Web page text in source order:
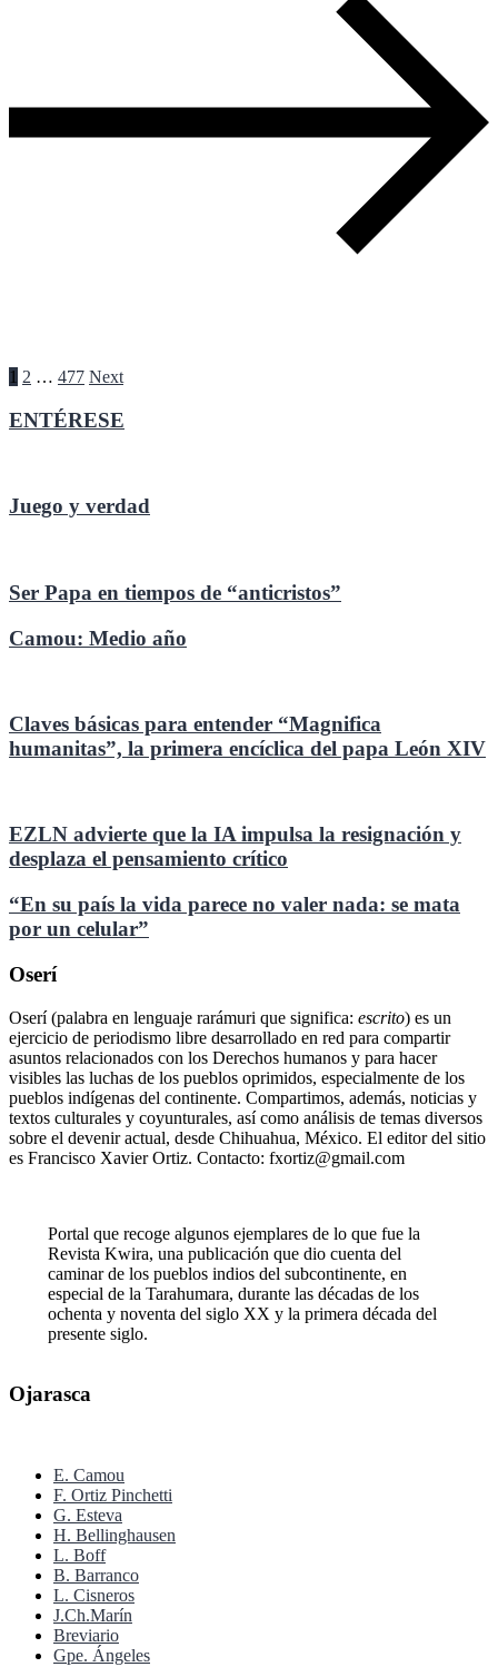
Paginación
de
1 2 … 477 Next
ENTÉRESE
Juego y verdad
Ser Papa en tiempos de “anticristos”
Camou: Medio año
Claves básicas para entender “Magnifica
humanitas”, la primera encíclica del papa León XIV
EZLN advierte que la IA impulsa la resignación y
desplaza el pensamiento crítico
“En su país la vida parece no valer nada: se mata
por un celular”
Oserí
Oserí (palabra en lenguaje rarámuri que significa: escrito) es un
ejercicio de periodismo libre desarrollado en red para compartir
asuntos relacionados con los Derechos humanos y para hacer
visibles las luchas de los pueblos oprimidos, especialmente de los
pueblos indígenas del continente. Compartimos, además, noticias y
textos culturales y coyunturales, así como análisis de temas diversos
sobre el devenir actual, desde Chihuahua, México. El editor del sitio
es Francisco Xavier Ortiz. Contacto: fxortiz@gmail.com
Portal que recoge algunos ejemplares de lo que fue la
Revista Kwira, una publicación que dio cuenta del
caminar de los pueblos indios del subcontinente, en
especial de la Tarahumara, durante las décadas de los
ochenta y noventa del siglo XX y la primera década del
presente siglo.
Ojarasca
E. Camou
F. Ortiz Pinchetti
G. Esteva
H. Bellinghausen
L. Boff
B. Barranco
L. Cisneros
J.Ch.Marín
Breviario
Gpe. Ángeles